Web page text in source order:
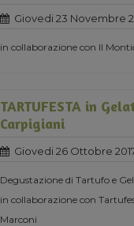
Giovedi 23 Novembre
in collaborazione con Il
TARTUFESTA in
Carpigiani
Giovedi 26 Ottobre
Degustazione di Tartufo e
in collaborazione con
Marconi